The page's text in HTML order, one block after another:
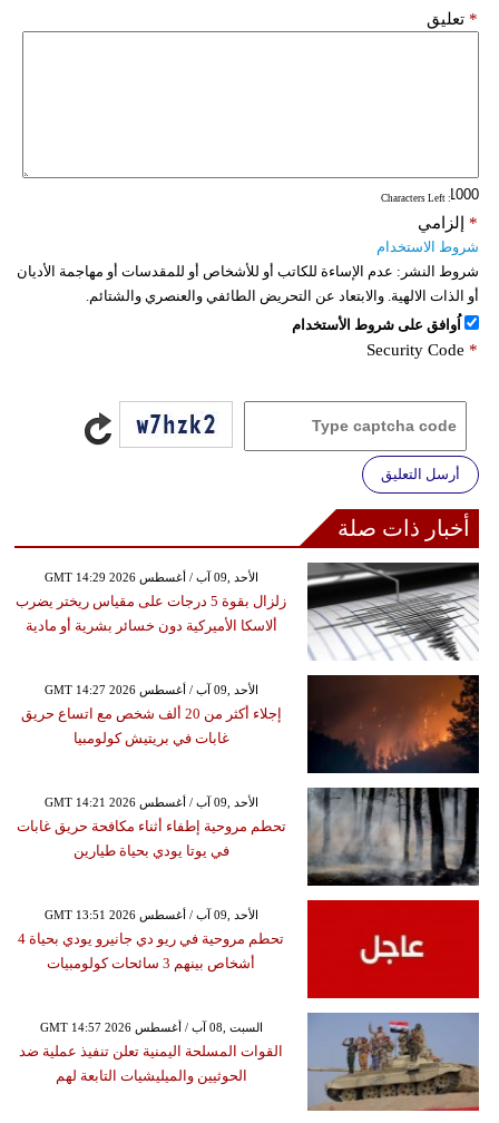
تعليق *
: Characters Left
إلزامي *
شروط الاستخدام
شروط النشر: عدم الإساءة للكاتب أو للأشخاص أو للمقدسات أو مهاجمة الأديان
أو الذات الالهية. والابتعاد عن التحريض الطائفي والعنصري والشتائم.
اُوافق على شروط الأستخدام
Security Code *
أرسل التعليق
أخبار ذات صلة
GMT 14:29 2026 الأحد ,09 آب / أغسطس
زلزال بقوة 5 درجات على مقياس ريختر يضرب
ألاسكا الأميركية دون خسائر بشرية أو مادية
GMT 14:27 2026 الأحد ,09 آب / أغسطس
إجلاء أكثر من 20 ألف شخص مع اتساع حريق
غابات في بريتيش كولومبيا
GMT 14:21 2026 الأحد ,09 آب / أغسطس
تحطم مروحية إطفاء أثناء مكافحة حريق غابات
في يوتا يودي بحياة طيارين
GMT 13:51 2026 الأحد ,09 آب / أغسطس
تحطم مروحية في ريو دي جانيرو يودي بحياة 4
أشخاص بينهم 3 سائحات كولومبيات
GMT 14:57 2026 السبت ,08 آب / أغسطس
القوات المسلحة اليمنية تعلن تنفيذ عملية ضد
الحوثيين والميليشيات التابعة لهم